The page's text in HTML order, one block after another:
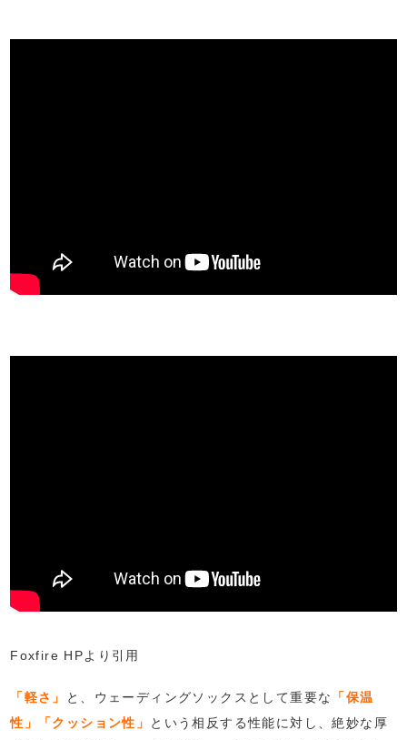
Foxfire HPより引用
「軽さ」 と、ウェーディングソックスとして重要な
「保温
性」「クッション性」
という相反する性能に対し、絶妙な厚